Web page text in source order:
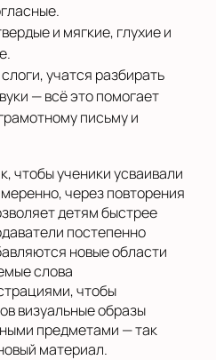
и мягкие, глухие и
учатся разбирать
— всё это помогает
письму и
чтобы ученики усваивали
через повторения
детям быстрее
постепенно
новые области
слова
чтобы
визуальные образы
предметами — так
материал.